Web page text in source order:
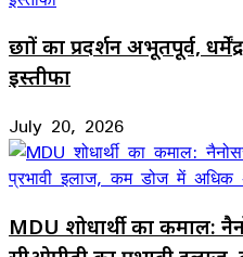
छात्रों का प्रदर्शन अभूतपूर्व,
इस्तीफा
July 20, 2026
MDU शोधार्थी का कमाल: